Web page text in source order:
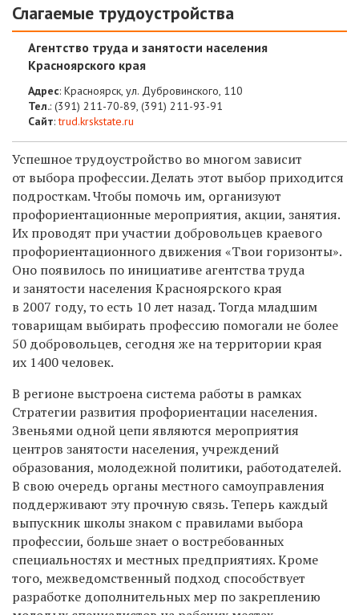
Слагаемые трудоустройства
Агентство труда и занятости населения
Красноярского края
Адрес: Красноярск, ул. Дубровинского, 110
Тел.: (391) 211-70-89, (391) 211-93-91
Сайт: trud.krskstate.ru
Успешное трудоустройство во многом зависит
от выбора профессии. Делать этот выбор приходится
подросткам. Чтобы помочь им, организуют
профориентационные мероприятия, акции, занятия.
Их проводят при участии добровольцев краевого
профориентационного движения «Твои горизонты».
Оно появилось по инициативе агентства труда
и занятости населения Красноярского края
в 2007 году, то есть 10 лет назад. Тогда младшим
товарищам выбирать профессию помогали не более
50 добровольцев, сегодня же на территории края
их 1400 человек.
В регионе выстроена система работы в рамках
Стратегии развития профориентации населения.
Звеньями одной цепи являются мероприятия
центров занятости населения, учреждений
образования, молодежной политики, работодателей.
В свою очередь органы местного самоуправления
поддерживают эту прочную связь. Теперь каждый
выпускник школы знаком с правилами выбора
профессии, больше знает о востребованных
специальностях и местных предприятиях. Кроме
того, межведомственный подход способствует
разработке дополнительных мер по закреплению